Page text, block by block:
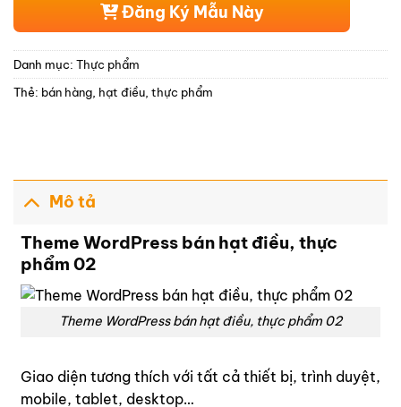
Đăng Ký Mẫu Này
Danh mục: Thực phẩm
Thẻ: bán hàng hạt điều thực phẩm
Mô tả
Theme WordPress bán hạt điều, thực
phẩm 02
Theme WordPress bán hạt điều, thực phẩm 02
Giao diện tương thích với tất cả thiết bị, trình duyệt,
mobile, tablet, desktop…